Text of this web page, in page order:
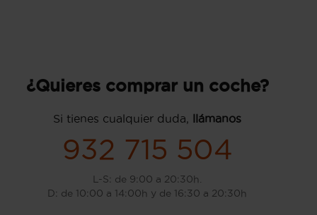
¿Quieres comprar un coche?
Si tienes cualquier duda, llámanos
932 715 504
L-S: de 9:00 a 20:30h.
D: de 10:00 a 14:00h y de 16:30 a 20:30h